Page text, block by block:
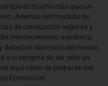
es mucho más que un
Además del traslado de
de conducción seguras y
mantenimiento mecánico
dotación sanitaria del mismo,
o el estigma de ser sólo un
aquí cómo se preparan los
Formación!